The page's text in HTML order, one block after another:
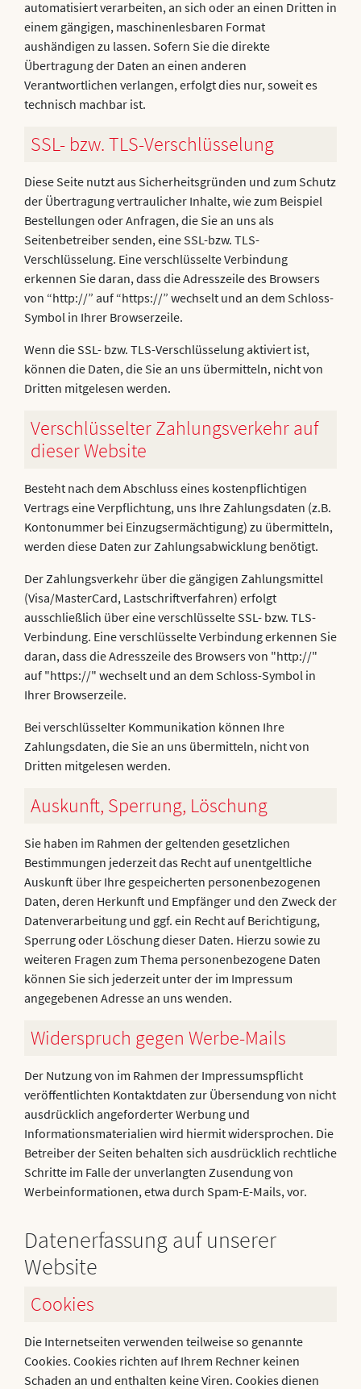
automatisiert verarbeiten, an sich oder an einen Dritten in
einem gängigen, maschinenlesbaren Format
aushändigen zu lassen. Sofern Sie die direkte
Übertragung der Daten an einen anderen
Verantwortlichen verlangen, erfolgt dies nur, soweit es
technisch machbar ist.
SSL- bzw. TLS-Verschlüsselung
Diese Seite nutzt aus Sicherheitsgründen und zum Schutz
der Übertragung vertraulicher Inhalte, wie zum Beispiel
Bestellungen oder Anfragen, die Sie an uns als
Seitenbetreiber senden, eine SSL-bzw. TLS-
Verschlüsselung. Eine verschlüsselte Verbindung
erkennen Sie daran, dass die Adresszeile des Browsers
von “http://” auf “https://” wechselt und an dem Schloss-
Symbol in Ihrer Browserzeile.
Wenn die SSL- bzw. TLS-Verschlüsselung aktiviert ist,
können die Daten, die Sie an uns übermitteln, nicht von
Dritten mitgelesen werden.
Verschlüsselter Zahlungsverkehr auf
dieser Website
Besteht nach dem Abschluss eines kostenpflichtigen
Vertrags eine Verpflichtung, uns Ihre Zahlungsdaten (z.B.
Kontonummer bei Einzugsermächtigung) zu übermitteln,
werden diese Daten zur Zahlungsabwicklung benötigt.
Der Zahlungsverkehr über die gängigen Zahlungsmittel
(Visa/MasterCard, Lastschriftverfahren) erfolgt
ausschließlich über eine verschlüsselte SSL- bzw. TLS-
Verbindung. Eine verschlüsselte Verbindung erkennen Sie
daran, dass die Adresszeile des Browsers von "http://"
auf "https://" wechselt und an dem Schloss-Symbol in
Ihrer Browserzeile.
Bei verschlüsselter Kommunikation können Ihre
Zahlungsdaten, die Sie an uns übermitteln, nicht von
Dritten mitgelesen werden.
Auskunft, Sperrung, Löschung
Sie haben im Rahmen der geltenden gesetzlichen
Bestimmungen jederzeit das Recht auf unentgeltliche
Auskunft über Ihre gespeicherten personenbezogenen
Daten, deren Herkunft und Empfänger und den Zweck der
Datenverarbeitung und ggf. ein Recht auf Berichtigung,
Sperrung oder Löschung dieser Daten. Hierzu sowie zu
weiteren Fragen zum Thema personenbezogene Daten
können Sie sich jederzeit unter der im Impressum
angegebenen Adresse an uns wenden.
Widerspruch gegen Werbe-Mails
Der Nutzung von im Rahmen der Impressumspflicht
veröffentlichten Kontaktdaten zur Übersendung von nicht
ausdrücklich angeforderter Werbung und
Informationsmaterialien wird hiermit widersprochen. Die
Betreiber der Seiten behalten sich ausdrücklich rechtliche
Schritte im Falle der unverlangten Zusendung von
Werbeinformationen, etwa durch Spam-E-Mails, vor.
Datenerfassung auf unserer
Website
Cookies
Die Internetseiten verwenden teilweise so genannte
Cookies. Cookies richten auf Ihrem Rechner keinen
Schaden an und enthalten keine Viren. Cookies dienen